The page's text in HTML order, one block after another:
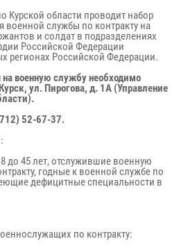
Курской области проводит набор
военной службы по контракту на
и солдат в подразделениях
Российской Федерации
регионах Российской Федерации.
военную службу необходимо
ул. Пирогова, д. 1А (Управление
52-67-37.
до 45 лет, отслужившие военную
годные к военной службе по
дефицитные специальности в
по контракту: